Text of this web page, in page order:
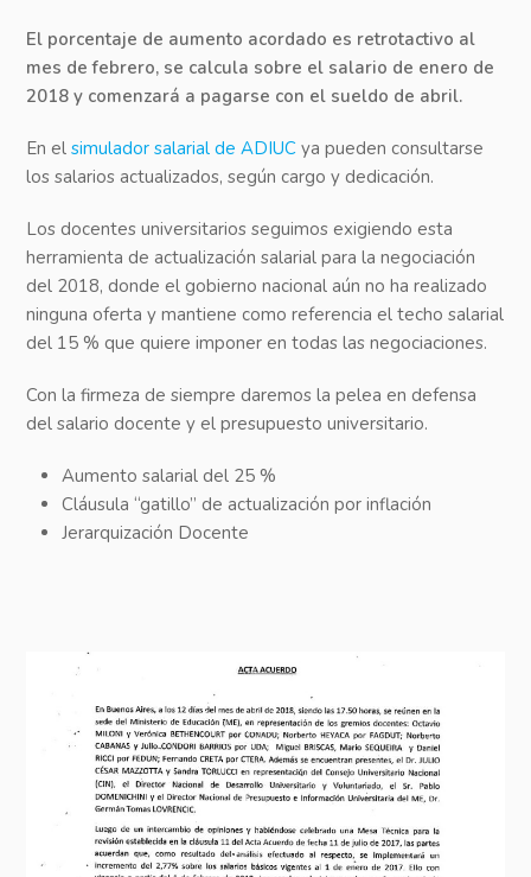
El porcentaje de aumento acordado es retrotactivo al
mes de febrero, se calcula sobre el salario de enero de
2018 y comenzará a pagarse con el sueldo de abril.
En elsimulador salarial de ADIUC ya pueden consultarse
los salarios actualizados, según cargo y dedicación.
Los docentes universitarios seguimos exigiendo esta
herramienta de actualización salarial para la negociación
del 2018, donde el gobierno nacional aún no ha realizado
ninguna oferta y mantiene como referencia el techo salarial
del 15 % que quiere imponer en todas las negociaciones.
Con la firmeza de siempre daremos la pelea en defensa
del salario docente y el presupuesto universitario.
Aumento salarial del 25 %
Cláusula “gatillo” de actualización por inflación
Jerarquización Docente